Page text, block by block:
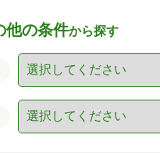
他の条件から探す